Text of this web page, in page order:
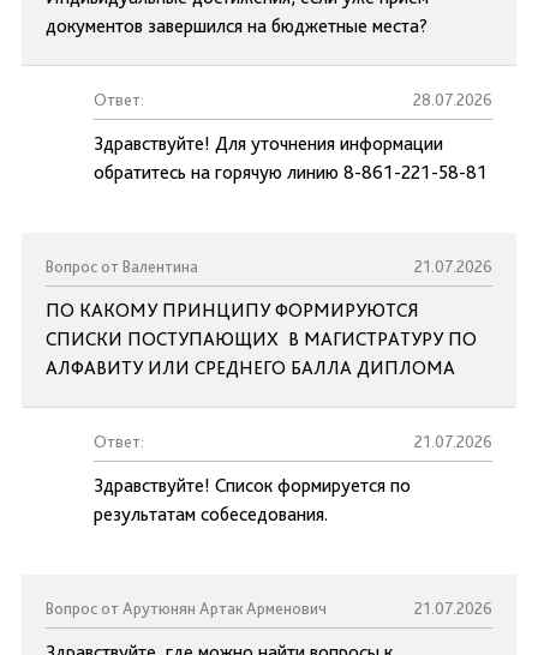
документов завершился на бюджетные места?
Ответ: 28.07.2026
Здравствуйте! Для уточнения информации
обратитесь на горячую линию 8-861-221-58-81
Вопрос от Валентина 21.07.2026
ПО КАКОМУ ПРИНЦИПУ ФОРМИРУЮТСЯ
СПИСКИ ПОСТУПАЮЩИХ В МАГИСТРАТУРУ ПО
АЛФАВИТУ ИЛИ СРЕДНЕГО БАЛЛА ДИПЛОМА
Ответ: 21.07.2026
Здравствуйте! Список формируется по
результатам собеседования.
Вопрос от Арутюнян Артак Арменович 21.07.2026